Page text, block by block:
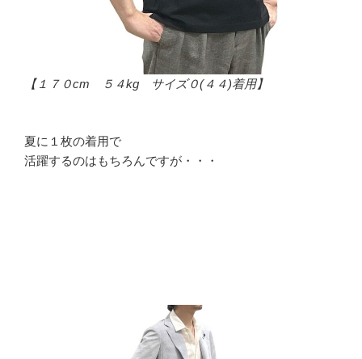
【１７０cm ５４kg サイズ０(４４)着用】
夏に１枚の着用で
活躍するのはもちろんですが・・・